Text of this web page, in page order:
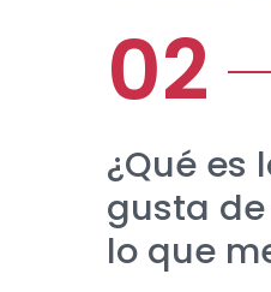
¿Qué es
gusta de
lo que